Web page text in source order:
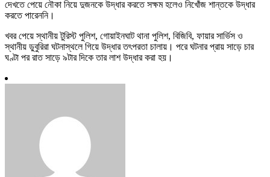
দেখতে পেয়ে নৌকা নিয়ে দুজনকে উদ্ধার করতে সক্ষম হলেও নিখোঁজ শান্তকে উদ্ধার
করতে পারেননি।
খবর পেয়ে স্থানীয় টুরিস্ট পুলিশ, গোয়াইনঘাট থানা পুলিশ, বিজিবি, ফায়ার সার্ভিস ও
স্থানীয় ডুবুরিরা ঘটনাস্থলে গিয়ে উদ্ধার তৎপরতা চালায়। পরে ঘটনার প্রায় সাড়ে চার
ঘণ্টা পর রাত সাড়ে ৯টার দিকে তার লাশ উদ্ধার করা হয়।